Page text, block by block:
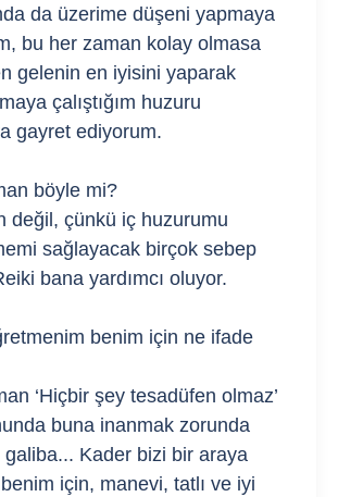
da üzerime düşeni yapmaya
bu her zaman kolay olmasa
gelenin en iyisini yaparak
çalıştığım huzuru
gayret ediyorum.
böyle mi?
değil, çünkü iç huzurumu
sağlayacak birçok sebep
bana yardımcı oluyor.
benim için ne ifade
‘Hiçbir şey tesadüfen olmaz’
buna inanmak zorunda
galiba... Kader bizi bir araya
için, manevi, tatlı ve iyi